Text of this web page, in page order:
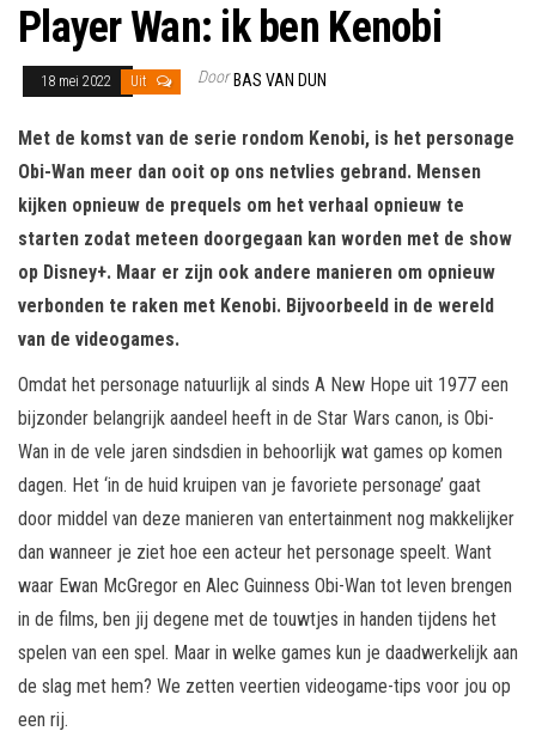
Player Wan: ik ben Kenobi
18 mei 2022 Uit Door BAS VAN DUN
Met de komst van de serie rondom Kenobi, is het personage
Obi-Wan meer dan ooit op ons netvlies gebrand. Mensen
kijken opnieuw de prequels om het verhaal opnieuw te
starten zodat meteen doorgegaan kan worden met de show
op Disney+. Maar er zijn ook andere manieren om opnieuw
verbonden te raken met Kenobi. Bijvoorbeeld in de wereld
van de videogames.
Omdat het personage natuurlijk al sinds A New Hope uit 1977 een
bijzonder belangrijk aandeel heeft in de Star Wars canon, is Obi-
Wan in de vele jaren sindsdien in behoorlijk wat games op komen
dagen. Het ‘in de huid kruipen van je favoriete personage’ gaat
door middel van deze manieren van entertainment nog makkelijker
dan wanneer je ziet hoe een acteur het personage speelt. Want
waar Ewan McGregor en Alec Guinness Obi-Wan tot leven brengen
in de films, ben jij degene met de touwtjes in handen tijdens het
spelen van een spel. Maar in welke games kun je daadwerkelijk aan
de slag met hem? We zetten veertien videogame-tips voor jou op
een rij.